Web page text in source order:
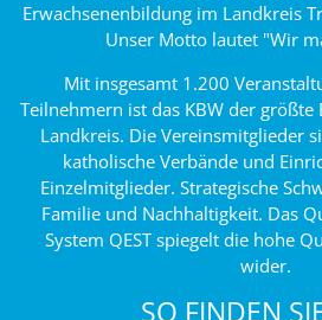
Erwachsenenbildung im Landkreis
Unser Motto lautet "Wir
Mit insgesamt 1.200
Teilnehmern ist das KBW der
Landkreis. Die Vereinsmitglieder
katholische Verbände und
Einzelmitglieder. Strategische
Familie und Nachhaltigkeit. Das
System QEST spiegelt die hohe
wider.
SO FINDEN